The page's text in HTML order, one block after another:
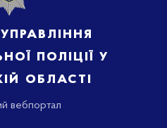
поліції у
області
вебпортал